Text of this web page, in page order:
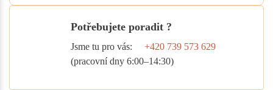
Potřebujete poradit ?
Jsme tu pro vás:
+420 739 573 629
(pracovní dny 6:00–14:30)